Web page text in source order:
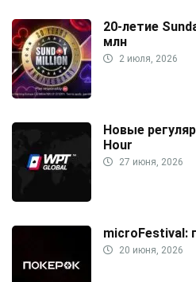
20-летие
млн
2 июля, 2026
Новые
Hour
27 июня, 2026
microFestival:
20 июня, 2026